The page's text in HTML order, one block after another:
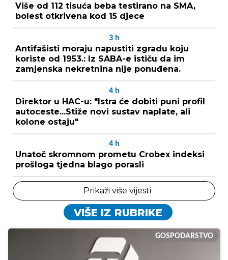
Više od 112 tisuća beba testirano na SMA,
bolest otkrivena kod 15 djece
3 h
Antifašisti moraju napustiti zgradu koju
koriste od 1953.: Iz SABA-e ističu da im
zamjenska nekretnina nije ponuđena.
4 h
Direktor u HAC-u: "Istra će dobiti puni profil
autoceste...Stiže novi sustav naplate, ali
kolone ostaju"
4 h
Unatoč skromnom prometu Crobex indeksi
prošloga tjedna blago porasli
Prikaži više vijesti
VIŠE IZ RUBRIKE
GOSPODARSTVO